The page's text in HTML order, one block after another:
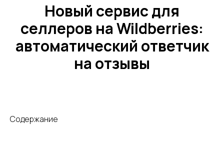
Новый сервис для
селлеров на Wildberries:
автоматический ответчик
на отзывы
Содержание